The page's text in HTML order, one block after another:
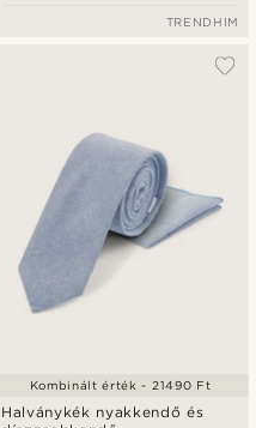
TRENDHIM
Halványkék nyakkendő és
Kombinált érték - 21490 Ft